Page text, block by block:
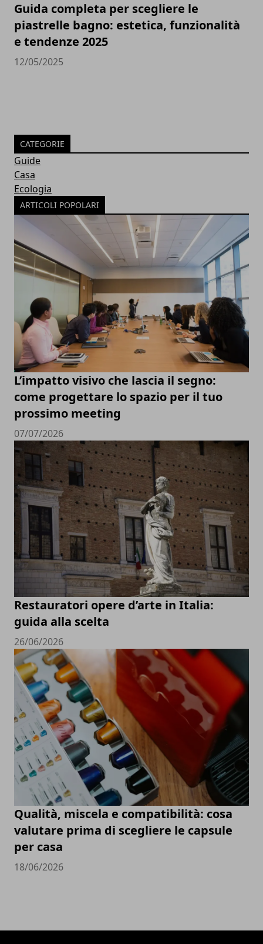
Guida completa per scegliere le
piastrelle bagno: estetica, funzionalità
e tendenze 2025
12/05/2025
CATEGORIE
Guide
Casa
Ecologia
ARTICOLI POPOLARI
L’impatto visivo che lascia il segno:
come progettare lo spazio per il tuo
prossimo meeting
07/07/2026
Restauratori opere d’arte in Italia:
guida alla scelta
26/06/2026
Qualità, miscela e compatibilità: cosa
valutare prima di scegliere le capsule
per casa
18/06/2026